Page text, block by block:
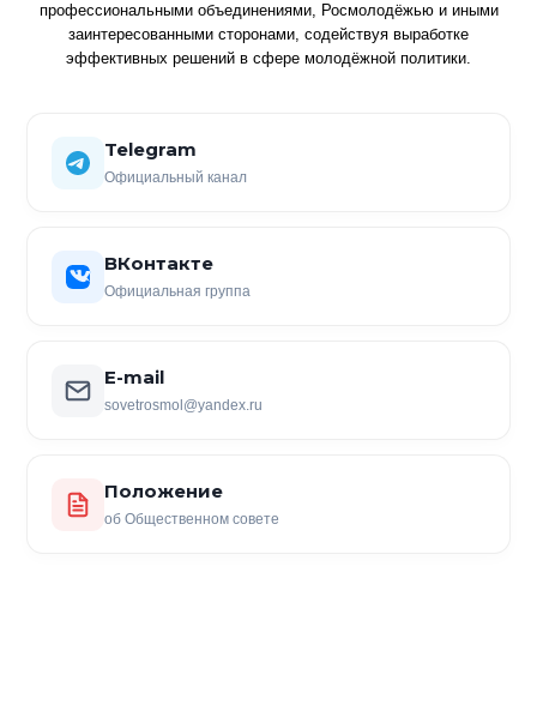
профессиональными объединениями, Росмолодёжью и иными
заинтересованными сторонами, содействуя выработке
эффективных решений в сфере молодёжной политики.
Telegram
Официальный канал
ВКонтакте
Официальная группа
E-mail
sovetrosmol@yandex.ru
Положение
об Общественном совете